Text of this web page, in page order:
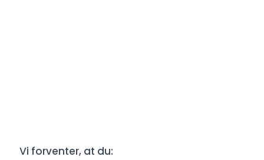
Vi forventer, at du: